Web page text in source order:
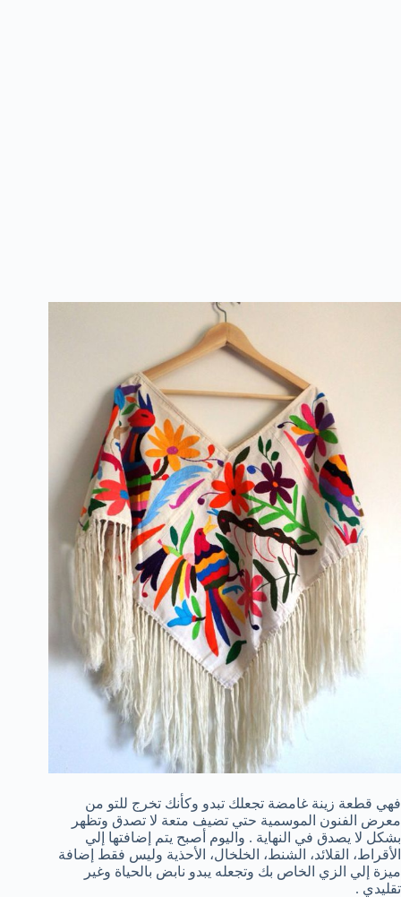
فهي قطعة زينة غامضة تجعلك تبدو وكأنك تخرج للتو من
معرض الفنون الموسمية حتي تضيف متعة لا تصدق وتظهر
بشكل لا يصدق في النهاية . واليوم أصبح يتم إضافتها إلي
الأقراط، القلائد، الشنط، الخلخال، الأحذية وليس فقط إضافة
ميزة إلي الزي الخاص بك وتجعله يبدو نابض بالحياة وغير
تقليدي .